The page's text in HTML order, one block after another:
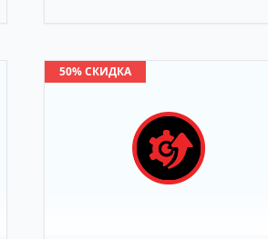
50% СКИДКА